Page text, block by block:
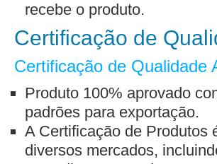
recebe o produto.
Certificação de
Certificação de Qualidade
Produto 100% aprovado
padrões para exportação.
A Certificação de Produtos
diversos mercados,